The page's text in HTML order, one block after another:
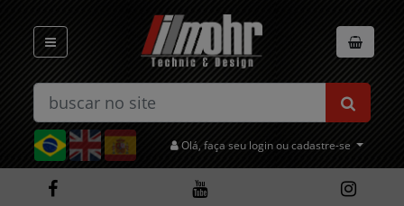
Olá, faça seu login ou cadastre-se